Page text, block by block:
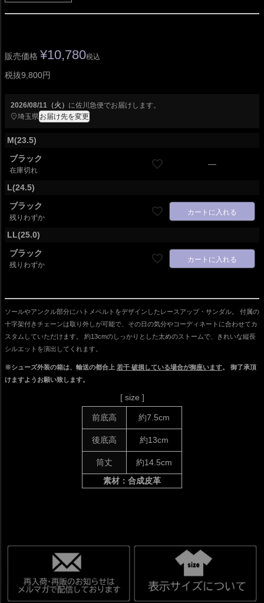
販売価格 ¥10,780税込
税抜9,800円
2026/08/11（火） に佐川急便でお届けします。
埼玉県お届け先を変更
M(23.5)
ブラック
在庫切れ
—
L(24.5)
ブラック
残りわずか
カートに入れる
LL(25.0)
ブラック
残りわずか
カートに入れる
ソールやアンクル部分にハトメベルトをデザインしたレースアップ・サンダル。 付属の
十字架付きチェーンは取り外しが可能で、その日の気分やコーディネートに合わせてカ
スタムしていただけます。 約13cmのしっかりとした太めのストームで、きれいな縦長
シルエットを演出してくれます。
※シューズ外装の箱は、輸送の都合上 若干 破損している場合が御座います。 御了承頂
けますようお願い致します。
[ size ]
前底高 約7.5cm
後底高 約13cm
筒丈
約14.5cm
素材：合成皮革